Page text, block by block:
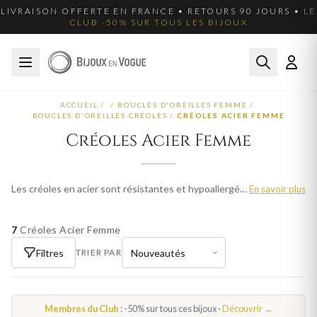
LIVRAISON OFFERTE EN FRANCE • RETOURS 90 JOURS • LE
CLUB -50% SUR TOUS LES BIJOUX
ACCUEIL / / BOUCLES D'OREILLES FEMME /
BOUCLES D'OREILLES CRÉOLES / CRÉOLES ACIER FEMME
Créoles Acier Femme
Les créoles en acier sont résistantes et hypoallergéniques. Nos créoles acier femme sont disponibles en différentes tailles pour un style moderne. Livraison offerte en France.En savoir plus
7 Créoles Acier Femme
Filtres
TRIER PAR
Membres du Club : -50% sur tous ces bijoux ·Découvrir →